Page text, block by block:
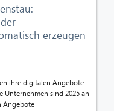
erzeugen
ihre digitalen Angebote
Unternehmen sind 2025 an
Angebote